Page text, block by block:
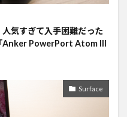
気すぎて入手困難だった
Anker PowerPort Atom III
Surface